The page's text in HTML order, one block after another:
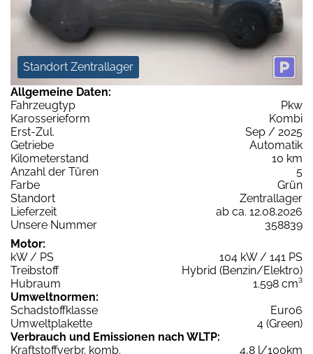
Standort Zentrallager
Allgemeine Daten:
Fahrzeugtyp
Pkw
Karosserieform
Kombi
Erst-Zul.
Sep / 2025
Getriebe
Automatik
Kilometerstand
10 km
Anzahl der Türen
5
Farbe
Grün
Standort
Zentrallager
Lieferzeit
ab ca. 12.08.2026
Unsere Nummer
358839
Motor:
kW / PS
104 kW / 141 PS
Treibstoff
Hybrid (Benzin/Elektro)
Hubraum
1.598 cm³
Umweltnormen:
Schadstoffklasse
Euro6
Umweltplakette
4 (Green)
Verbrauch und Emissionen nach WLTP:
Kraftstoffverbr. komb.
4,8 l/100km